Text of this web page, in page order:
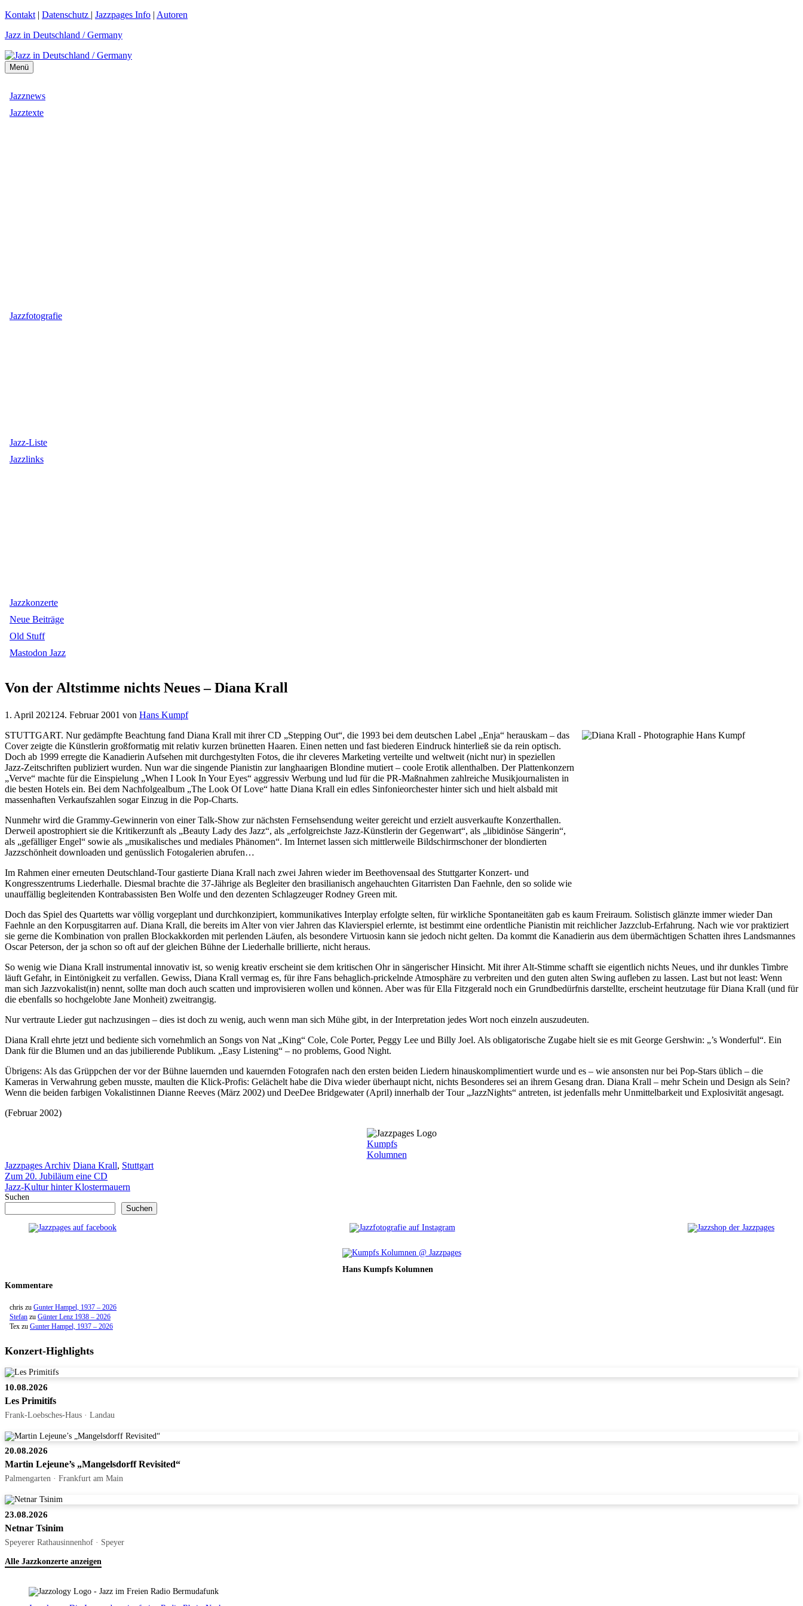
Zum
springen
Kontakt | Datenschutz | Jazzpages Info | Autoren
Jazz in Deutschland / Germany
Menü
Jazznews
Jazztexte
Jazzfotografie
Jazz-Liste
Jazzlinks
Jazzkonzerte
Neue Beiträge
Old Stuff
Mastodon Jazz
Von der Altstimme nichts Neues – Diana Krall
1. April 2021 24. Februar 2001 von Hans Kumpf
STUTTGART. Nur gedämpfte Beachtung fand Diana Krall mit ihrer CD „Stepping Out“, die 1993 bei dem deutschen Label „Enja“ herauskam – das
Cover zeigte die Künstlerin großformatig mit relativ kurzen brünetten Haaren. Einen netten und fast biederen Eindruck hinterließ sie da rein optisch.
Doch ab 1999 erregte die Kanadierin Aufsehen mit durchgestylten Fotos, die ihr cleveres Marketing verteilte und weltweit (nicht nur) in speziellen
Jazz-Zeitschriften publiziert wurden. Nun war die singende Pianistin zur langhaarigen Blondine mutiert – coole Erotik allenthalben. Der Plattenkonzern
„Verve“ machte für die Einspielung „When I Look In Your Eyes“ aggressiv Werbung und lud für die PR-Maßnahmen zahlreiche Musikjournalisten in
die besten Hotels ein. Bei dem Nachfolgealbum „The Look Of Love“ hatte Diana Krall ein edles Sinfonieorchester hinter sich und hielt alsbald mit
massenhaften Verkaufszahlen sogar Einzug in die Pop-Charts.
Nunmehr wird die Grammy-Gewinnerin von einer Talk-Show zur nächsten Fernsehsendung weiter gereicht und erzielt ausverkaufte Konzerthallen.
Derweil apostrophiert sie die Kritikerzunft als „Beauty Lady des Jazz“, als „erfolgreichste Jazz-Künstlerin der Gegenwart“, als „libidinöse Sängerin“,
als „gefälliger Engel“ sowie als „musikalisches und mediales Phänomen“. Im Internet lassen sich mittlerweile Bildschirmschoner der blondierten
Jazzschönheit downloaden und genüsslich Fotogalerien abrufen…
Im Rahmen einer erneuten Deutschland-Tour gastierte Diana Krall nach zwei Jahren wieder im Beethovensaal des Stuttgarter Konzert- und
Kongresszentrums Liederhalle. Diesmal brachte die 37-Jährige als Begleiter den brasilianisch angehauchten Gitarristen Dan Faehnle, den so solide wie
unauffällig begleitenden Kontrabassisten Ben Wolfe und den dezenten Schlagzeuger Rodney Green mit.
Doch das Spiel des Quartetts war völlig vorgeplant und durchkonzipiert, kommunikatives Interplay erfolgte selten, für wirkliche Spontaneitäten gab es kaum Freiraum. Solistisch glänzte immer wieder Dan
Faehnle an den Korpusgitarren auf. Diana Krall, die bereits im Alter von vier Jahren das Klavierspiel erlernte, ist bestimmt eine ordentliche Pianistin mit reichlicher Jazzclub-Erfahrung. Nach wie vor praktiziert
sie gerne die Kombination von prallen Blockakkorden mit perlenden Läufen, als besondere Virtuosin kann sie jedoch nicht gelten. Da kommt die Kanadierin aus dem übermächtigen Schatten ihres Landsmannes
Oscar Peterson, der ja schon so oft auf der gleichen Bühne der Liederhalle brillierte, nicht heraus.
So wenig wie Diana Krall instrumental innovativ ist, so wenig kreativ erscheint sie dem kritischen Ohr in sängerischer Hinsicht. Mit ihrer Alt-Stimme schafft sie eigentlich nichts Neues, und ihr dunkles Timbre
läuft Gefahr, in Eintönigkeit zu verfallen. Gewiss, Diana Krall vermag es, für ihre Fans behaglich-prickelnde Atmosphäre zu verbreiten und den guten alten Swing aufleben zu lassen. Last but not least: Wenn
man sich Jazzvokalist(in) nennt, sollte man doch auch scatten und improvisieren wollen und können. Aber was für Ella Fitzgerald noch ein Grundbedürfnis darstellte, erscheint heutzutage für Diana Krall (und für
die ebenfalls so hochgelobte Jane Monheit) zweitrangig.
Nur vertraute Lieder gut nachzusingen – dies ist doch zu wenig, auch wenn man sich Mühe gibt, in der Interpretation jedes Wort noch einzeln auszudeuten.
Diana Krall ehrte jetzt und bediente sich vornehmlich an Songs von Nat „King“ Cole, Cole Porter, Peggy Lee und Billy Joel. Als obligatorische Zugabe hielt sie es mit George Gershwin: „’s Wonderful“. Ein
Dank für die Blumen und an das jubilierende Publikum. „Easy Listening“ – no problems, Good Night.
Übrigens: Als das Grüppchen der vor der Bühne lauernden und kauernden Fotografen nach den ersten beiden Liedern hinauskomplimentiert wurde und es – wie ansonsten nur bei Pop-Stars üblich – die
Kameras in Verwahrung geben musste, maulten die Klick-Profis: Gelächelt habe die Diva wieder überhaupt nicht, nichts Besonderes sei an ihrem Gesang dran. Diana Krall – mehr Schein und Design als Sein?
Wenn die beiden farbigen Vokalistinnen Dianne Reeves (März 2002) und DeeDee Bridgewater (April) innerhalb der Tour „JazzNights“ antreten, ist jedenfalls mehr Unmittelbarkeit und Explosivität angesagt.
(Februar 2002)
Kumpfs
Kolumnen
Kategorien
Jazzpages Archiv Schlagwörter
Diana Krall, Stuttgart
Zum 20. Jubiläum eine CD
Jazz-Kultur hinter Klostermauern
Suchen
Suchen
Hans Kumpfs Kolumnen
Kommentare
chris zu Gunter Hampel, 1937 – 2026
Stefan zu Günter Lenz 1938 – 2026
Tex zu Gunter Hampel, 1937 – 2026
Konzert-Highlights
10.08.2026
Les Primitifs
Frank-Loebsches-Haus · Landau
20.08.2026
Martin Lejeune’s „Mangelsdorff Revisited“
Palmengarten · Frankfurt am Main
23.08.2026
Netnar Tsinim
Speyerer Rathausinnenhof · Speyer
Alle Jazzkonzerte anzeigen